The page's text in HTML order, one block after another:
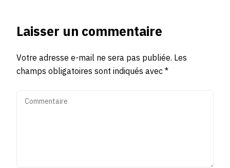
Laisser un commentaire
Votre adresse e-mail ne sera pas publiée. Les
champs obligatoires sont indiqués avec*